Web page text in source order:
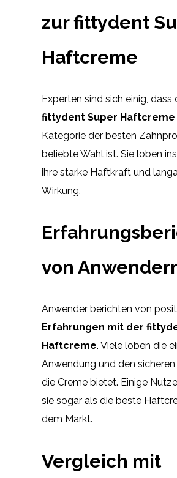
zur fittydent
Haftcreme
Experten sind sich einig, dass
fittydent Super Haftcreme
Kategorie der besten
beliebte Wahl ist. Sie loben
ihre starke Haftkraft und
Wirkung.
von
Anwender berichten von
Erfahrungen mit der
Haftcreme. Viele loben die
Anwendung und den
die Creme bietet. Einige
sie sogar als die beste
dem Markt.
Vergleich mit